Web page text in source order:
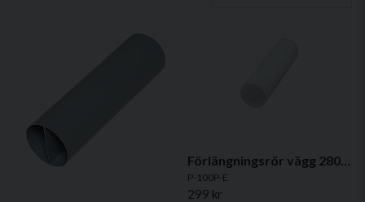
P-100P-E
299 kr